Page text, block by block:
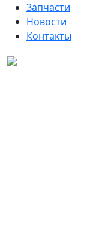
Запчасти
Новости
Контакты